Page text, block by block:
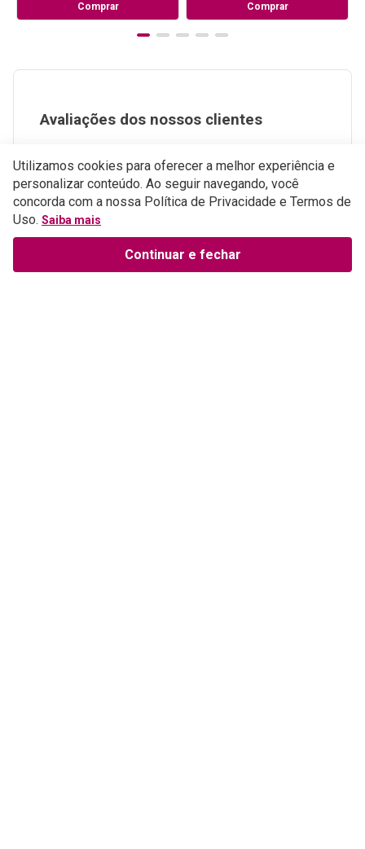
Comprar Comprar
Avaliações dos nossos clientes
Perguntas e respostas
ESCREVER AVALIAÇÃO
Utilizamos cookies para oferecer a melhor experiência e
personalizar conteúdo. Ao seguir navegando, você
concorda com a nossa Política de Privacidade e Termos de
Uso. Saiba mais
Continuar e fechar